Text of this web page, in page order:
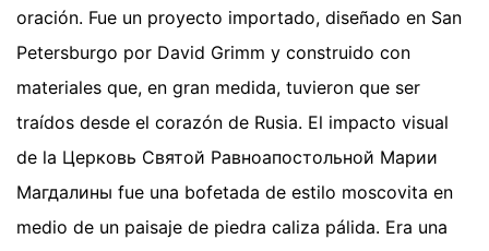
oración. Fue un proyecto importado, diseñado en San
Petersburgo por David Grimm y construido con
materiales que, en gran medida, tuvieron que ser
traídos desde el corazón de Rusia. El impacto visual
de la Церковь Святой Равноапостольной Марии
Магдалины fue una bofetada de estilo moscovita en
medio de un paisaje de piedra caliza pálida. Era una